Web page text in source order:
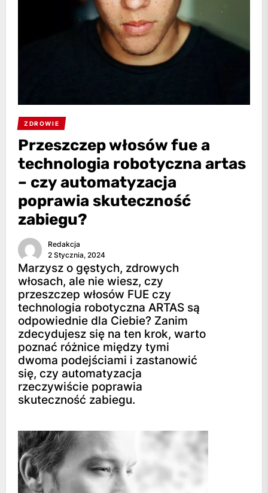
ZDROWIE
Przeszczep włosów fue a
technologia robotyczna artas
– czy automatyzacja
poprawia skuteczność
zabiegu?
Redakcja
2 Stycznia, 2024
Marzysz o gęstych, zdrowych
włosach, ale nie wiesz, czy
przeszczep włosów FUE czy
technologia robotyczna ARTAS są
odpowiednie dla Ciebie? Zanim
zdecydujesz się na ten krok, warto
poznać różnice między tymi
dwoma podejściami i zastanowić
się, czy automatyzacja
rzeczywiście poprawia
skuteczność zabiegu.